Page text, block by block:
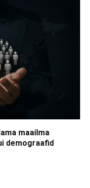
maailma
demograafid